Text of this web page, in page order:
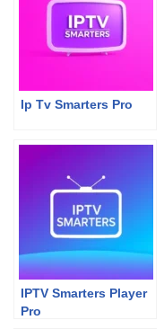
Ip Tv Smarters Pro
IPTV Smarters Player
Pro